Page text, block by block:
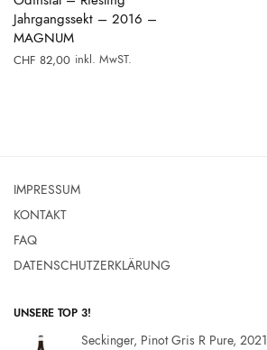
Jahrgangssekt – 2016 –
MAGNUM
CHF 82,00 inkl. MwST.
IMPRESSUM
KONTAKT
FAQ
DATENSCHUTZERKLÄRUNG
UNSERE TOP 3!
Seckinger, Pinot Gris R Pure, 2021